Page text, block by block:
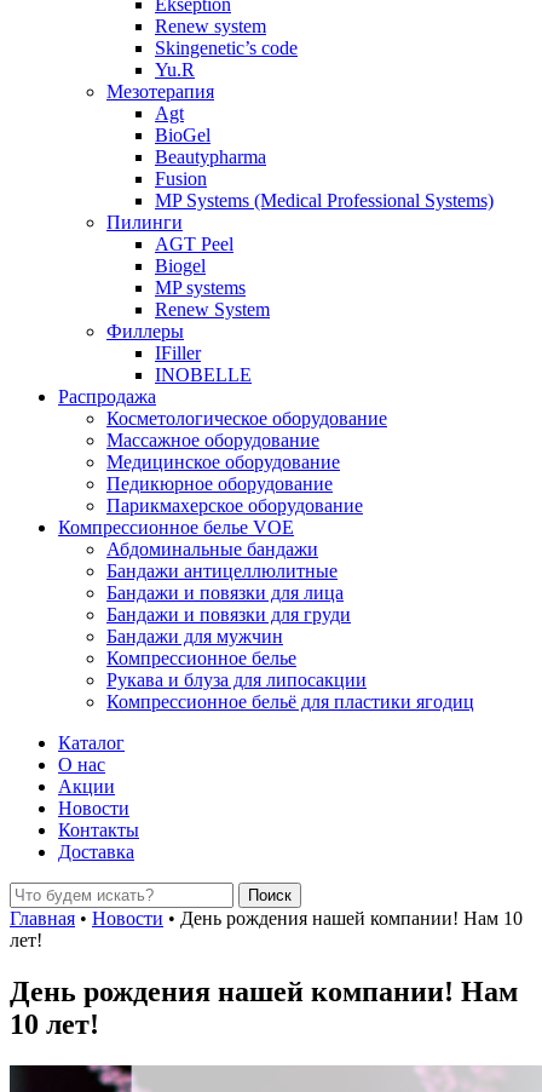
Ekseption
Renew system
Skingenetic’s code
Yu.R
Мезотерапия
Agt
BioGel
Beautypharma
Fusion
MP Systems (Medical Professional Systems)
Пилинги
AGT Peel
Biogel
MP systems
Renew System
Филлеры
IFiller
INOBELLE
Распродажа
Косметологическое оборудование
Массажное оборудование
Медицинское оборудование
Педикюрное оборудование
Парикмахерское оборудование
Компрессионное белье VOE
Абдоминальные бандажи
Бандажи антицеллюлитные
Бандажи и повязки для лица
Бандажи и повязки для груди
Бандажи для мужчин
Компрессионное белье
Рукава и блуза для липосакции
Компрессионное бельё для пластики ягодиц
Каталог
О нас
Акции
Новости
Контакты
Доставка
Главная • Новости • День рождения нашей компании! Нам 10
лет!
День рождения нашей компании! Нам
10 лет!